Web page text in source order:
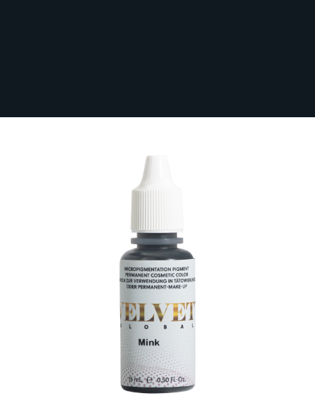
Deutschland ab 100 € Bestellwert (inkl.
Li Pigments Velvet Global - Mink 15 ml
LI-VELVETR15-MINK
Bezahlen Sie in 4 zinsfreien Raten zu je 14,88 €
PayPal.
Zahlen Sie14,88 €in 4 Raten.